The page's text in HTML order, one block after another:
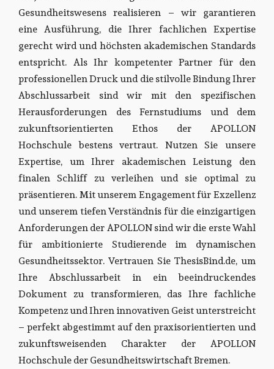
Gesundheitswesens realisieren – wir garantieren
eine Ausführung, die Ihrer fachlichen Expertise
gerecht wird und höchsten akademischen Standards
entspricht. Als Ihr kompetenter Partner für den
professionellen Druck und die stilvolle Bindung Ihrer
Abschlussarbeit sind wir mit den spezifischen
Herausforderungen des Fernstudiums und dem
zukunftsorientierten Ethos der APOLLON
Hochschule bestens vertraut. Nutzen Sie unsere
Expertise, um Ihrer akademischen Leistung den
finalen Schliff zu verleihen und sie optimal zu
präsentieren. Mit unserem Engagement für Exzellenz
und unserem tiefen Verständnis für die einzigartigen
Anforderungen der APOLLON sind wir die erste Wahl
für ambitionierte Studierende im dynamischen
Gesundheitssektor. Vertrauen Sie ThesisBind.de, um
Ihre Abschlussarbeit in ein beeindruckendes
Dokument zu transformieren, das Ihre fachliche
Kompetenz und Ihren innovativen Geist unterstreicht
– perfekt abgestimmt auf den praxisorientierten und
zukunftsweisenden Charakter der APOLLON
Hochschule der Gesundheitswirtschaft Bremen.